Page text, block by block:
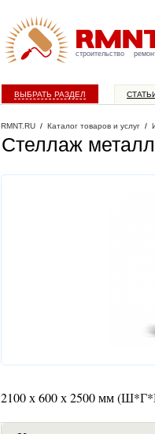
строительство
ВЫБРАТЬ РАЗДЕЛ
RMNT.RU / Каталог товаров и услуг /
Стеллаж
2100 х 600 х 2500 мм